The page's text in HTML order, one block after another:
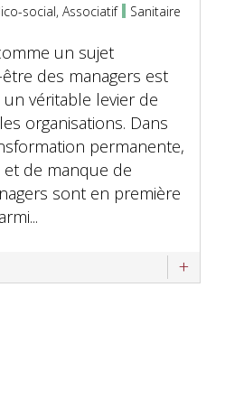
social, Associatif Sanitaire
un sujet
des managers est
véritable levier de
organisations. Dans
permanente,
de manque de
sont en première